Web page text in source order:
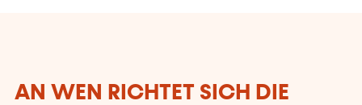
AN WEN RICHTET SICH DIE